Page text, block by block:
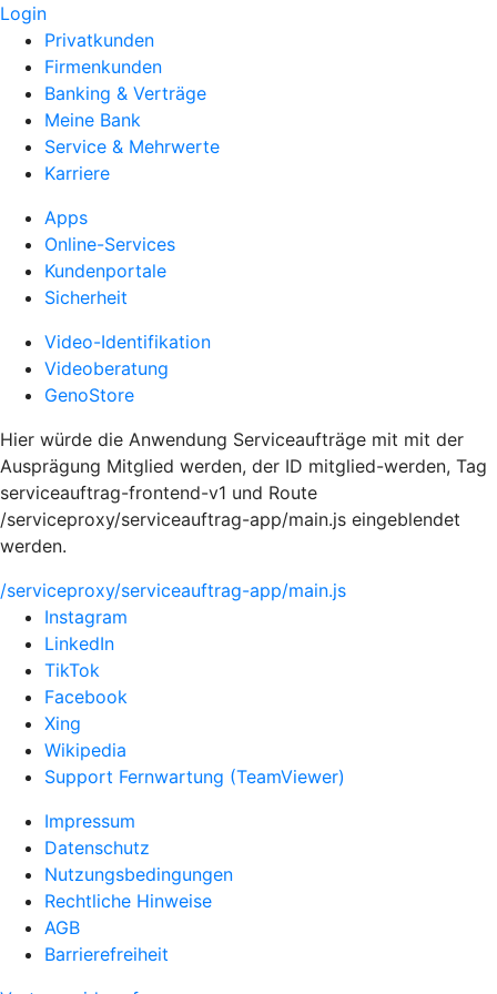
Login
Privatkunden
Firmenkunden
Banking & Verträge
Meine Bank
Service & Mehrwerte
Karriere
Apps
Online-Services
Kundenportale
Sicherheit
Video-Identifikation
Videoberatung
GenoStore
Hier würde die Anwendung Serviceaufträge mit mit der
Ausprägung Mitglied werden, der ID mitglied-werden, Tag
serviceauftrag-frontend-v1 und Route
/serviceproxy/serviceauftrag-app/main.js eingeblendet
werden.
/serviceproxy/serviceauftrag-app/main.js
Instagram
LinkedIn
TikTok
Facebook
Xing
Wikipedia
Support Fernwartung (TeamViewer)
Impressum
Datenschutz
Nutzungsbedingungen
Rechtliche Hinweise
AGB
Barrierefreiheit